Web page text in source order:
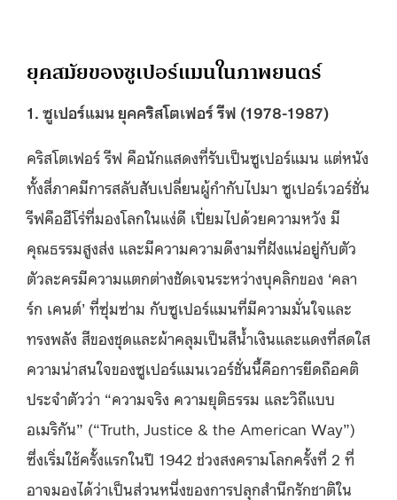
ยุคสมัยของซูเปอร์แมนในภาพยนตร์
1. ซูเปอร์แมน ยุคคริสโตเฟอร์ รีฟ (1978-1987)
คริสโตเฟอร์ รีฟ คือนักแสดงที่รับเป็นซูเปอร์แมน แต่หนัง
ทั้งสี่ภาคมีการสลับสับเปลี่ยนผู้กำกับไปมา ซูเปอร์เวอร์ชั่น
รีฟคือฮีโร่ที่มองโลกในแง่ดี เปี่ยมไปด้วยความหวัง มี
คุณธรรมสูงส่ง และมีความความดีงามที่ฝังแน่อยู่กับตัว
ตัวละครมีความแตกต่างชัดเจนระหว่างบุคลิกของ ‘คลา
ร์ก เคนต์’ ที่ซุ่มซ่าม กับซูเปอร์แมนที่มีความมั่นใจและ
ทรงพลัง สีของชุดและผ้าคลุมเป็นสีน้ำเงินและแดงที่สดใส
ความน่าสนใจของซูเปอร์แมนเวอร์ชั่นนี้คือการยึดถือคติ
ประจำตัวว่า “ความจริง ความยุติธรรม และวิถีแบบ
อเมริกัน” (“Truth, Justice & the American Way”)
ซึ่งเริ่มใช้ครั้งแรกในปี 1942 ช่วงสงครามโลกครั้งที่ 2 ที่
อาจมองได้ว่าเป็นส่วนหนึ่งของการปลุกสำนึกรักชาติใน